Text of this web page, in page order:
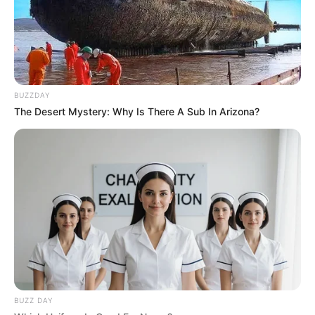
Tampil Lebih Modern, 7 Potret
Hasil Renovasi Rumah Berusia
90 Tahun
BUZZDAY
The Desert Mystery: Why Is There A Sub In Arizona?
BUZZ DAY